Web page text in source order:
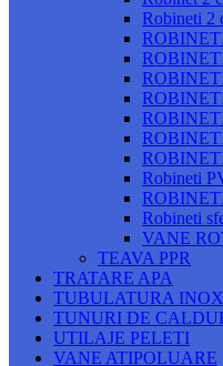
Robineti 2
Robineti
Robineti
VANE
TEAVA PPR
TRATARE APA
TUBULATURA INOX
TUNURI DE
UTILAJE PELETI
VANE ATIPOLUARE